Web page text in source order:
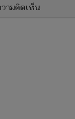
ามคิดเห็น